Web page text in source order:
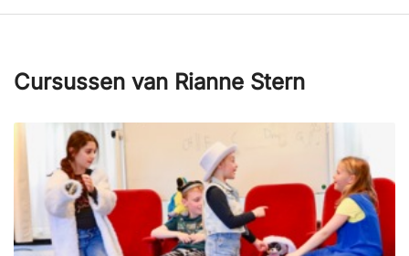
Cursussen van Rianne Stern